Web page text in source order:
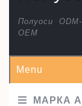
Полуоси
ОЕМ
Menu
МАРКА